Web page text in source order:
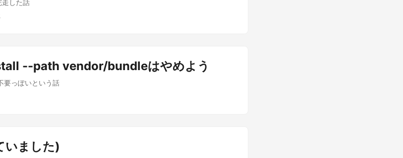
走した話
--path vendor/bundleはやめよう
要っぽいという話
いました)